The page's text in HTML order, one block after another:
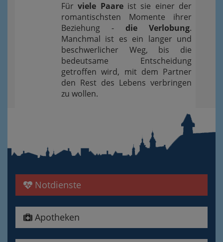
Fürviele Paareist sie einer der
romantischsten Momente ihrer
Beziehung - die Verlobung.
Manchmal ist es ein langer und
beschwerlicher Weg, bis die
bedeutsame Entscheidung
getroffen wird, mit dem Partner
den Rest des Lebens verbringen
zu wollen.
Notdienste
Apotheken